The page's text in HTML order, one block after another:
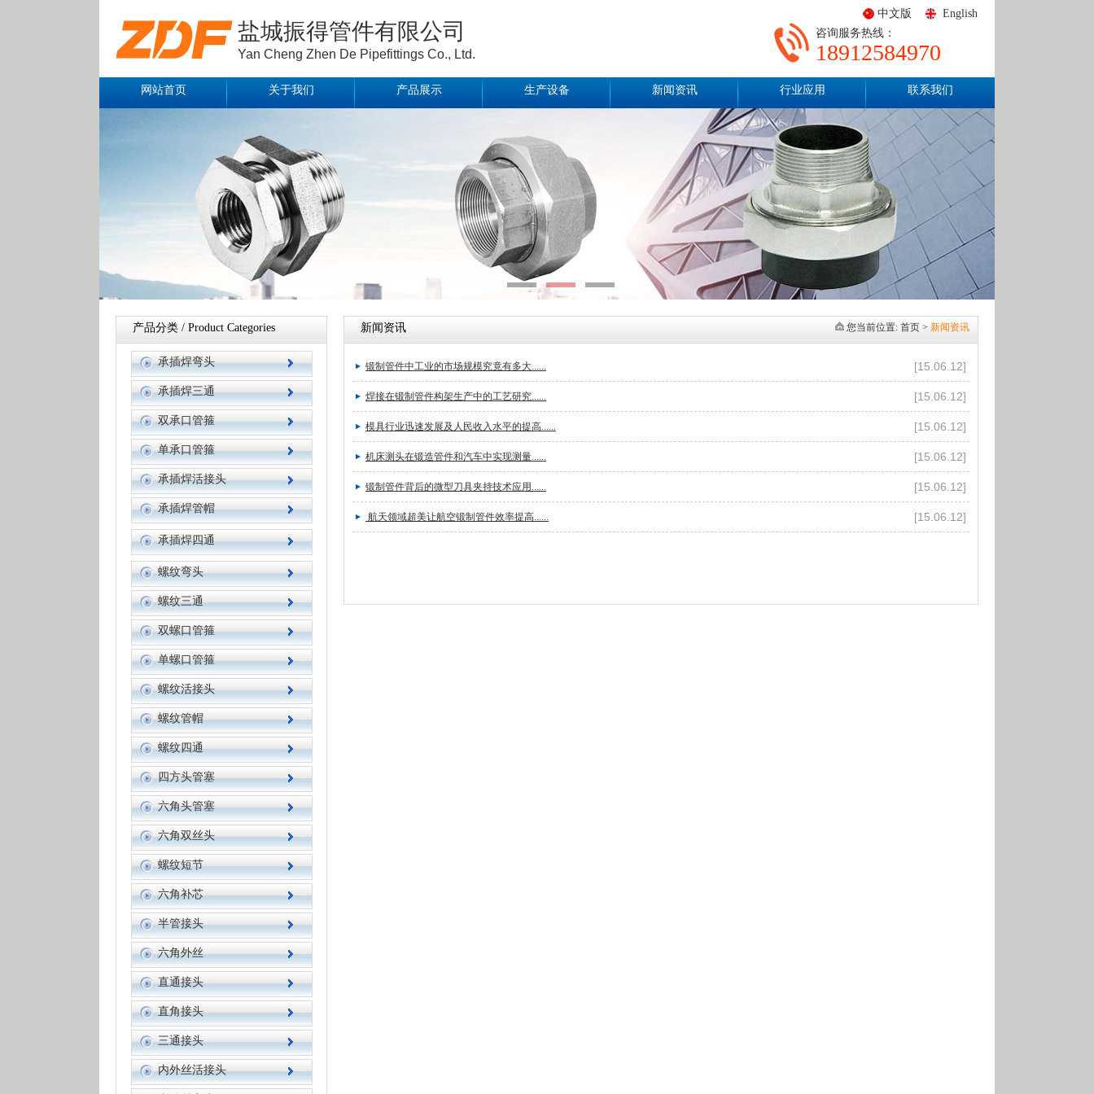
盐城振得管件有限公司
Yan Cheng Zhen De Pipefittings Co., Ltd.
中文版
English
咨询服务热线：
18912584970
网站首页 关于我们 产品展示 生产设备 新闻资讯 行业应用 联系我们
产品分类 / Product Categories
承插焊弯头
承插焊三通
双承口管箍
单承口管箍
承插焊活接头
承插焊管帽
承插焊四通
螺纹弯头
螺纹三通
双螺口管箍
单螺口管箍
螺纹活接头
螺纹管帽
螺纹四通
四方头管塞
六角头管塞
六角双丝头
螺纹短节
六角补芯
半管接头
六角外丝
直通接头
直角接头
三通接头
内外丝活接头
新闻资讯 您当前位置: 首页 > 新闻资讯
锻制管件中工业的市场规模究竟有多大...... [15.06.12]
焊接在锻制管件构架生产中的工艺研究...... [15.06.12]
模具行业迅速发展及人民收入水平的提高...... [15.06.12]
机床测头在锻造管件和汽车中实现测量...... [15.06.12]
锻制管件背后的微型刀具夹持技术应用...... [15.06.12]
航天领域超美让航空锻制管件效率提高...... [15.06.12]